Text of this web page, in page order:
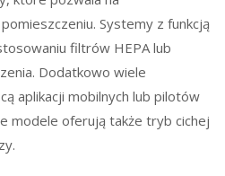
Systemy z funkcją
filtrów HEPA lub
Dodatkowo wiele
aplikacji mobilnych lub pilotów
modele oferują także tryb cichej